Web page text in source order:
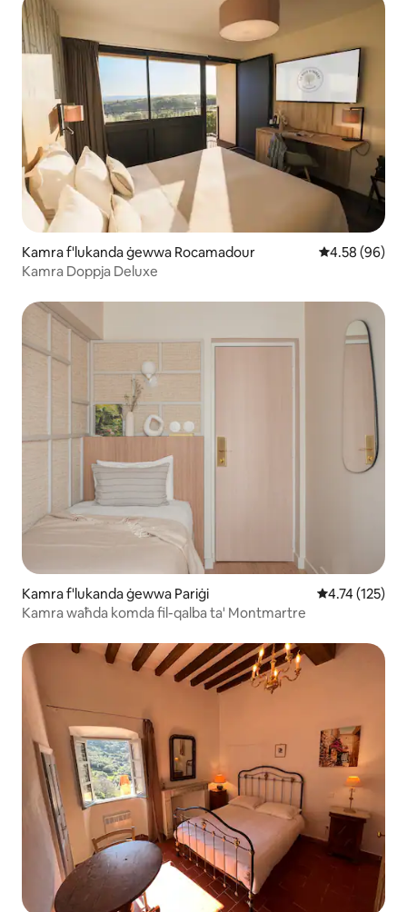
Kamra f'lukanda ġewwa Rocamadour Rating medju
4.58 (96)
Kamra Doppja Deluxe
Kamra f'lukanda ġewwa Pariġi Rating medju
4.74 (125)
Kamra waħda komda fil-qalba ta' Montmartre